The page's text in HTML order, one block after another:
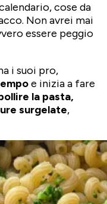
cose da
Non avrei mai
essere peggio
i suoi pro,
e inizia a fare
la pasta,
surgelate,